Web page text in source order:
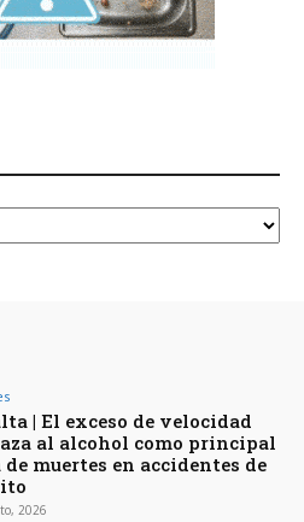
| El exceso de velocidad
al alcohol como principal
de muertes en accidentes de
2026